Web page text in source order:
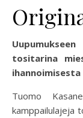
tositarina
ihannoimisesta
Tuomo
kamppailulajeja